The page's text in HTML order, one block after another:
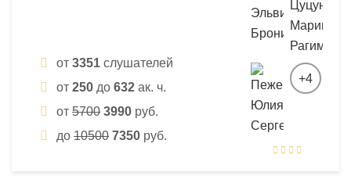
от 3351 слушателей
от 250 до 632 ак. ч.
от 5700 3990 руб.
до 10500 7350 руб.
+4